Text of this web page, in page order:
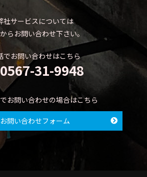
社サービスについては
らお問い合わせ下さい。
でお問い合わせはこちら
0567-31-9948
お問い合わせの場合はこちら
お問い合わせフォーム